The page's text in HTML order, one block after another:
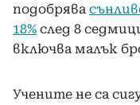
подобрява
18% след 8
включва малък
Учените не са